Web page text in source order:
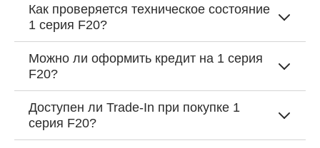
Как проверяется техническое состояние
1 серия F20?
Можно ли оформить кредит на 1 серия
F20?
Доступен ли Trade-In при покупке 1
серия F20?